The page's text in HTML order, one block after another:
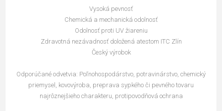
Vysoká pevnosť
Chemická a mechanická odolnosť
Odolnosť proti UV žiareniu
Zdravotná nezávadnosť doložená atestom ITC Zlín
Český výrobok
Odporúčané odvetvia: Poľnohospodárstvo, potravinárstvo, chemický
priemysel, kovovýroba, preprava sypkého či pevného tovaru
najrôznejšieho charakteru, protipovodňová ochrana